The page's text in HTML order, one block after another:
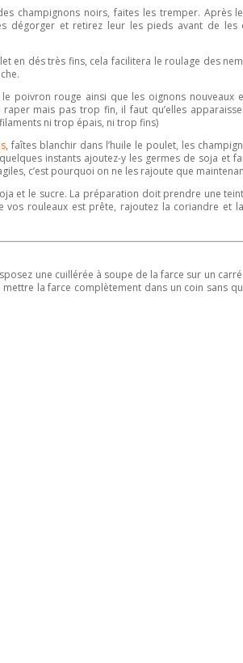
champignons noirs, faites les tremper. Après
dégorger et retirez leur les pieds avant de les
en dés très fins, cela facilitera le roulage des
le poivron rouge ainsi que les oignons nouveaux
raper mais pas trop fin, il faut qu’elles
ni trop épais, ni trop fins)
, faîtes blanchir dans l’huile le poulet, les
instants ajoutez-y les germes de soja et
c’est pourquoi on ne les rajoute que
et le sucre. La préparation doit prendre une
vos rouleaux est prête, rajoutez la coriandre et
une cuillérée à soupe de la farce sur un
mettre la farce complètement dans un coin sans